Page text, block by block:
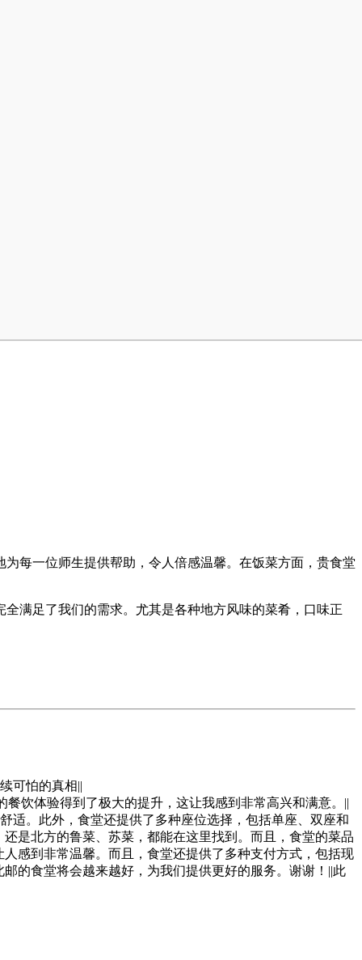
每一位师生提供帮助，令人倍感温馨。在饭菜方面，贵食堂
满足了我们的需求。尤其是各种地方风味的菜肴，口味正
可怕的真相||
饮体验得到了极大的提升，这让我感到非常高兴和满意。||
适。此外，食堂还提供了多种座位选择，包括单座、双座和
是北方的鲁菜、苏菜，都能在这里找到。而且，食堂的菜品
感到非常温馨。而且，食堂还提供了多种支付方式，包括现
的食堂将会越来越好，为我们提供更好的服务。谢谢！||此